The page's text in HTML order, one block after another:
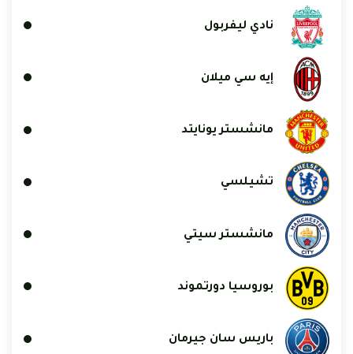
نادي ليفربول
إيه سي ميلان
مانشستر يونايتد
تشيلسي
مانشستر سيتي
بوروسيا دورتموند
باريس سان جيرمان